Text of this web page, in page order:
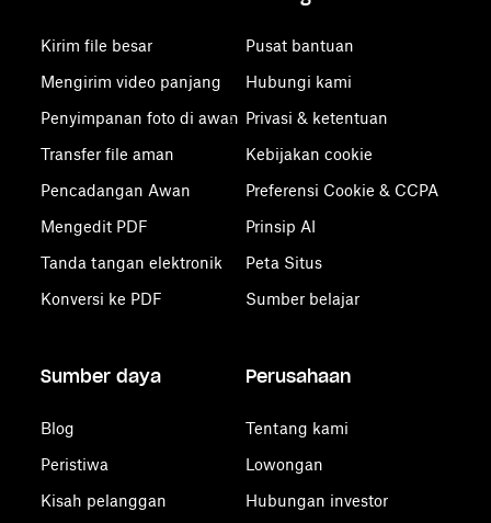
Kirim file besar
Mengirim video panjang
Penyimpanan foto di awan
Transfer file aman
Pencadangan Awan
Mengedit PDF
Tanda tangan elektronik
Konversi ke PDF
Pusat bantuan
Hubungi kami
Privasi & ketentuan
Kebijakan cookie
Preferensi Cookie & CCPA
Prinsip AI
Peta Situs
Sumber belajar
Sumber daya
Blog
Peristiwa
Kisah pelanggan
Perusahaan
Tentang kami
Lowongan
Hubungan investor